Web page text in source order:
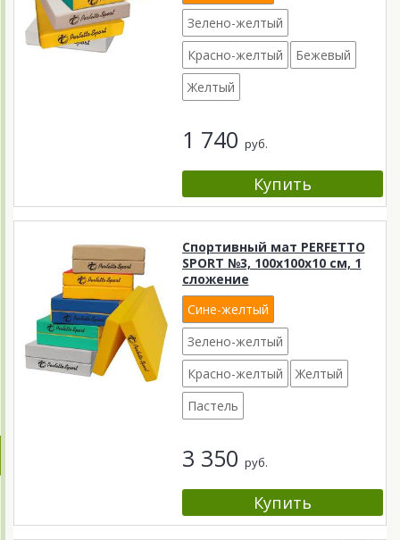
Зелено-желтый
Красно-желтый
Бежевый
Желтый
1 740 руб.
Спортивный мат PERFETTO
SPORT №3, 100х100х10 см, 1
сложение
Сине-желтый
Зелено-желтый
Красно-желтый
Желтый
Пастель
3 350 руб.